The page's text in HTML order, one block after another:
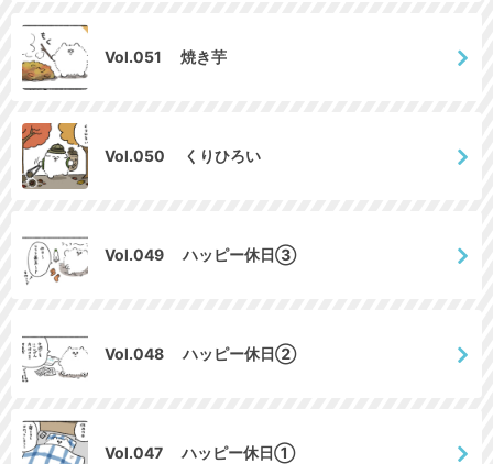
Vol.051 焼き芋
Vol.050 くりひろい
Vol.049 ハッピー休日③
Vol.048 ハッピー休日②
Vol.047 ハッピー休日①